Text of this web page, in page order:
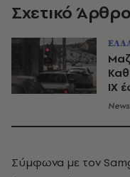
Σχετικό Άρθρο
ΙΧ
Σύμφωνα με τον